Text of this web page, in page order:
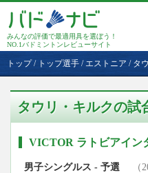
みんなの評価で最適用具を選ぼう！
NO.1バドミントンレビューサイト
トップ/ トップ選手 / エストニア / タ
タウリ・キルクの試
VICTOR ラトビアイン
男子シングルス - 予選 （